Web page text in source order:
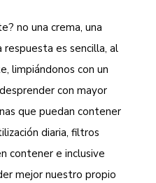
no una crema, una
es sencilla, al
limpiándonos con un
con mayor
que puedan contener
diaria, filtros
contener e inclusive
mejor nuestro propio